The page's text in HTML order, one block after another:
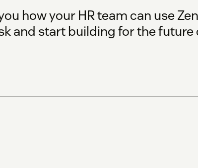
how your HR team can use
and start building for the